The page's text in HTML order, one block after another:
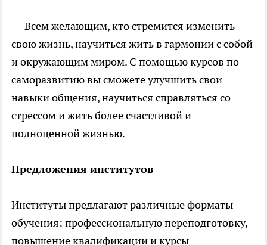
— Всем желающим, кто стремится изменить
свою жизнь, научиться жить в гармонии с собой
и окружающим миром. С помощью курсов по
саморазвитию вы сможете улучшить свои
навыки общения, научиться справляться со
стрессом и жить более счастливой и
полноценной жизнью.
Предложения институтов
Институты предлагают различные форматы
обучения: профессиональную переподготовку,
повышение квалификации и курсы